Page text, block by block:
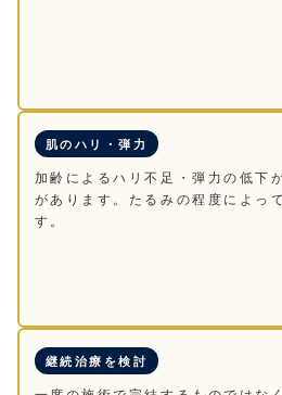
肌のハリ・弾力
加齢によるハリ不足・弾力の低下
があります。たるみの程度によっ
す。
継続治療を検討